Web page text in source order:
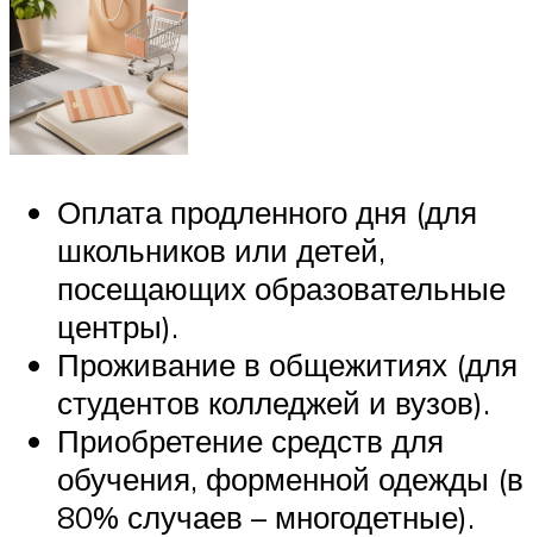
Оплата продленного дня (для
школьников или детей,
посещающих образовательные
центры).
Проживание в общежитиях (для
студентов колледжей и вузов).
Приобретение средств для
обучения, форменной одежды (в
80% случаев – многодетные).